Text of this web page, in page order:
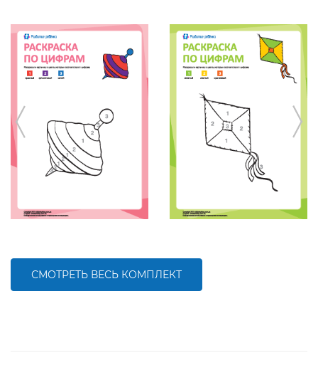
СМОТРЕТЬ ВЕСЬ КОМПЛЕКТ